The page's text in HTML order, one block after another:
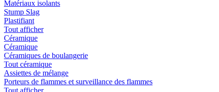
Matériaux isolants
Stump Slag
Plastifiant
Tout afficher
Céramique
Céramique
Céramiques de boulangerie
Tout céramique
Assiettes de mélange
Porteurs de flammes et surveillance des flammes
Tout afficher